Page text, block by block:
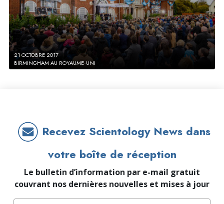
21 OCTOBRE 2017
BIRMINGHAM AU ROYAUME‑UNI
Recevez Scientology News dans
votre boîte de réception
Le bulletin d’information par e-mail gratuit
couvrant nos dernières nouvelles et mises à jour